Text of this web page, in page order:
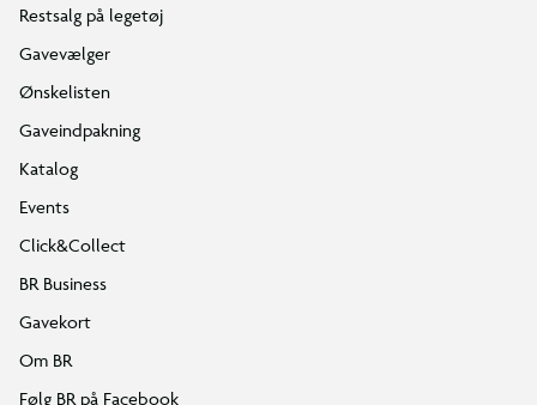
Restsalg på legetøj
Gavevælger
Ønskelisten
Gaveindpakning
Katalog
Events
Click&Collect
BR Business
Gavekort
Om BR
Følg BR på Facebook